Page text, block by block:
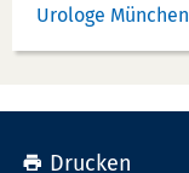
Urologe München
Drucken